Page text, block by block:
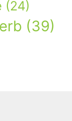
(24)
(39)